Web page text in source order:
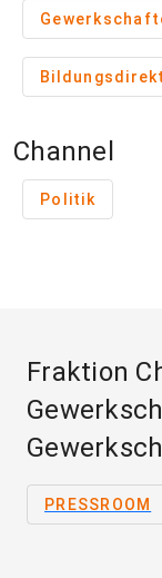
Channel
Politik
Fraktion
PRESSROOM